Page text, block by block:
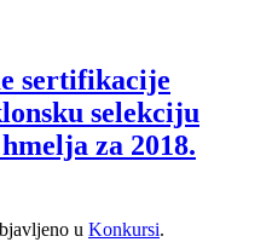
sertifikacije
selekciju
za 2018.
u Konkursi.